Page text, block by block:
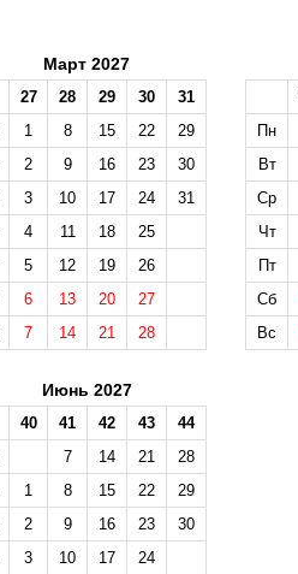
Март 2027
27 28 29 30
31
1 8 15 22
29
2 9 16 23
30
3 10 17 24
31
4 11 18
25
5 12 19
26
6 13 20
27
7 14 21 28
Пн
Вт
Ср
Чт
Пт
Сб
Вс
Июнь 2027
40 41 42 43
44
7 14 21
28
1 8 15 22
29
2 9 16 23
30
3 10 17 24